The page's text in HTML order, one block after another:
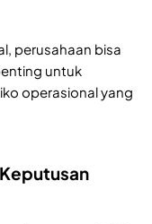
perusahaan bisa
untuk
operasional yang